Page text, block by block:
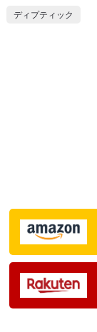
ディプティック